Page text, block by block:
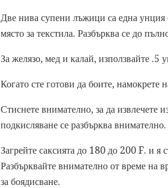
Две нива супени лъжици са една унция
място за текстила. Разбърква се до
За желязо, мед и калай, използвайте
Когато сте готови да боите, намокрете
Стиснете внимателно, за да извлечете
подкисляване се разбърква
Загрейте саксията до 180 до 200 F. и я
Разбърквайте внимателно от време на
за боядисване.